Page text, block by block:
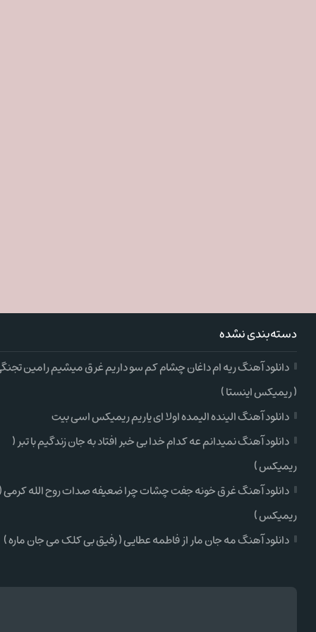
دسته‌بندی نشده
دانلود آهنگ ریه ام داغان چشام کم سو داریم غرق میشیم رامین
( ریمیکس اینستا )
دانلود آهنگ الینده الیمده اولا ای یاریم ریمیکس اسی بیت
دانلود آهنگ نمیدانم عه کدام خدا بی خبر افتاد به جان زندگیم با تبر (
ریمیکس )
دانلود آهنگ غرق خونه جفت چشات چرا ضعیفه صدات روح الله کرمی (
ریمیکس )
دانلود آهنگ مه جان مار از فاطمه عطایی ( رفیق بی کلک می جان ماره )